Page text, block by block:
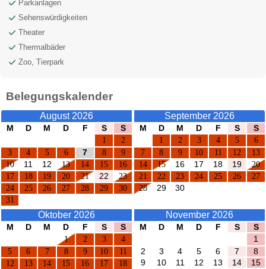
Parkanlagen
Sehenswürdigkeiten
Theater
Thermalbäder
Zoo, Tierpark
Belegungskalender
August 2026
M D M D F S
S
1
2
3
4 5 6 7 8
9
10
11 12 13 14 15
16
17
18 19 20 21 22
23
24
25 26 27 28 29
30
31
September 2026
M D M D F S
S
1
2 3 4 5
6
7
8 9 10 11 12
13
14
15 16 17 18 19
20
21
22 23 24 25 26
27
28
29 30
Oktober 2026
M D M D F S
S
1
2 3
4
5
6 7 8 9 10
11
12
13 14 15 16 17
18
November 2026
M D M D F S
S
1
2
3 4 5 6 7
8
9
10 11 12 13 14
15